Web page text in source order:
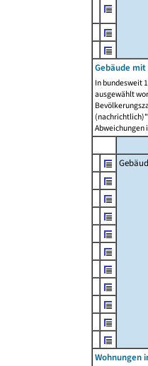
Gebäude
In bundesweit
ausgewählt
Abweichungen
Wohnungen